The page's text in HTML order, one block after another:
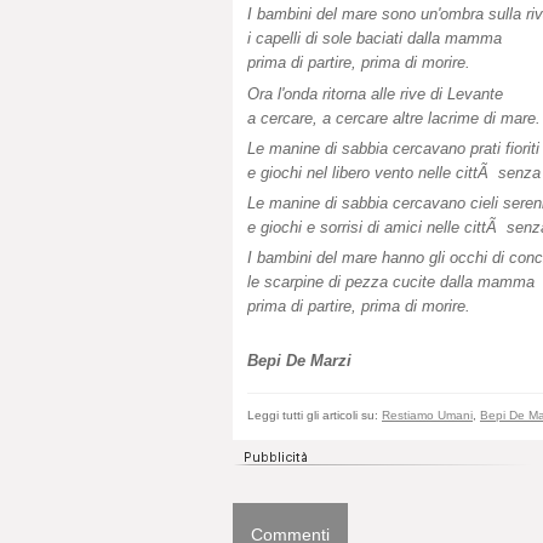
I bambini del mare sono un'ombra sulla
i capelli di sole baciati dalla mamma
prima di partire, prima di morire.
Ora l'onda ritorna alle rive di Levante
a cercare, a cercare altre lacrime di mare.
Le manine di sabbia cercavano prati fioriti
e giochi nel libero vento nelle cittÃ senza
Le manine di sabbia cercavano cieli
e giochi e sorrisi di amici nelle cittÃ
I bambini del mare hanno gli occhi di
le scarpine di pezza cucite dalla mamma
prima di partire, prima di morire.
Bepi De Marzi
Leggi tutti gli articoli su: Restiamo Umani Bepi De
Commenti